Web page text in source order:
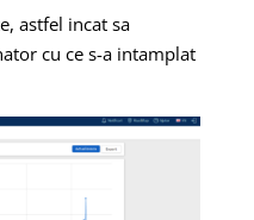
astfel incat sa
cu ce s-a intamplat